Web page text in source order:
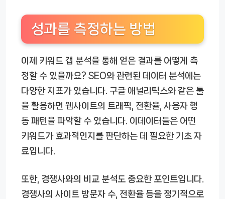
성과를 측정하는 방법
이제 키워드 갭 분석을 통해 얻은 결과를 어떻게 측
정할 수 있을까요? SEO와 관련된 데이터 분석에는
다양한 지표가 있습니다. 구글 애널리틱스와 같은 툴
을 활용하면 웹사이트의 트래픽, 전환율, 사용자 행
동 패턴을 파악할 수 있습니다. 이데이터들은 어떤
키워드가 효과적인지를 판단하는 데 필요한 기초 자
료입니다.
또한, 경쟁사와의 비교 분석도 중요한 포인트입니다.
경쟁사의 사이트 방문자 수, 전환율 등을 정기적으로